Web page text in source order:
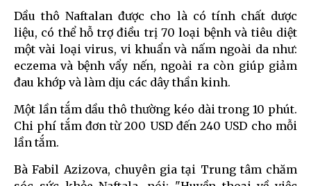
Dầu thô Naftalan được cho là có tính chất dược
liệu, có thể hỗ trợ điều trị 70 loại bệnh và tiêu diệt
một vài loại virus, vi khuẩn và nấm ngoài da như:
eczema và bệnh vẩy nến, ngoài ra còn giúp giảm
đau khớp và làm dịu các dây thần kinh.
Một lần tắm dầu thô thường kéo dài trong 10 phút.
Chi phí tắm đơn từ 200 USD đến 240 USD cho mỗi
lần tắm.
Bà Fabil Azizova, chuyên gia tại Trung tâm chăm